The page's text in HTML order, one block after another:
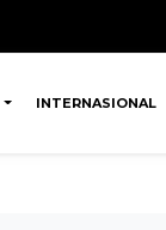
INTERNASIONAL